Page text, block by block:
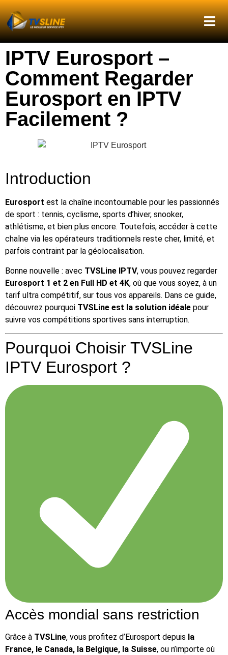
IPTV Eurosport –
Comment Regarder
Eurosport en IPTV
Facilement ?
Introduction
Eurosport est la chaîne incontournable pour les passionnés
de sport : tennis, cyclisme, sports d’hiver, snooker,
athlétisme, et bien plus encore. Toutefois, accéder à cette
chaîne via les opérateurs traditionnels reste cher, limité, et
parfois contraint par la géolocalisation.
Bonne nouvelle : avec TVSLine IPTV, vous pouvez regarder
Eurosport 1 et 2 en Full HD et 4K, où que vous soyez, à un
tarif ultra compétitif, sur tous vos appareils. Dans ce guide,
découvrez pourquoi TVSLine est la solution idéale pour
suivre vos compétitions sportives sans interruption.
Pourquoi Choisir TVSLine
IPTV Eurosport ?
Accès mondial sans restriction
Grâce à TVSLine, vous profitez d’Eurosport depuis la
France, le Canada, la Belgique, la Suisse, ou n’importe où